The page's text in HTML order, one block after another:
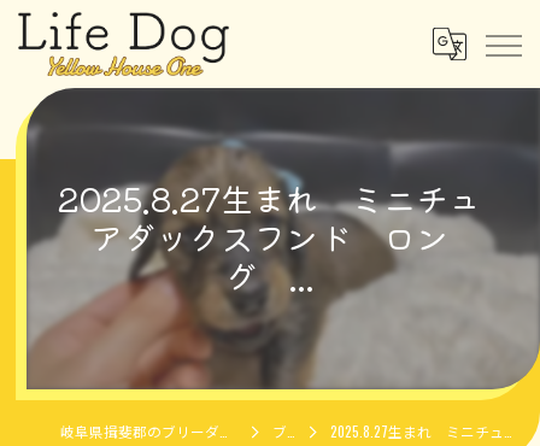
2025.8.27生まれ ミニチュ
アダックスフンド ロン
グ ...
ブログ 2025.8.27生まれ ミニチュアダックスフンド ロング ...